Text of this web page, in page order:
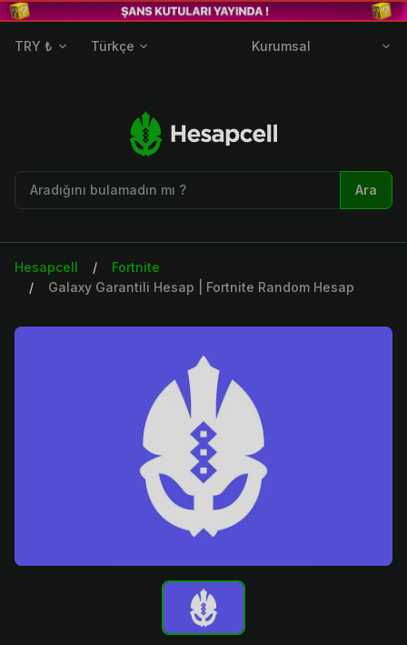
TRY ₺ Türkçe Kurumsal
Ara
Hesapcell
Fortnite
Galaxy Garantili Hesap | Fortnite Random Hesap